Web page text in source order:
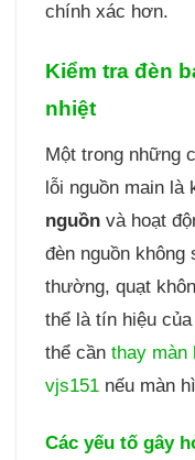
chính xác hơn.
Kiểm tra đèn
nhiệt
Một trong những
lỗi nguồn main là
nguồnvà hoạt
đèn nguồn không
thường, quạt
thể là tín hiệu
thể cần thay màn
vjs151nếu màn
Các yếu tố gây